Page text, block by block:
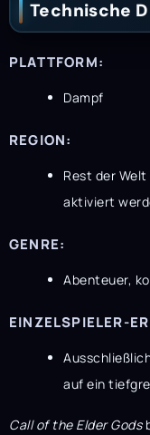
Technische
PLATTFORM:
Dampf
REGION:
Rest der
aktiviert
GENRE:
Abenteuer,
EINZELSPIELER-
auf ein
Call of the Elder Gods